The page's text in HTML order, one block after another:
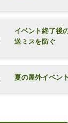
イベント終了後
送ミスを防ぐ
夏の屋外イベン